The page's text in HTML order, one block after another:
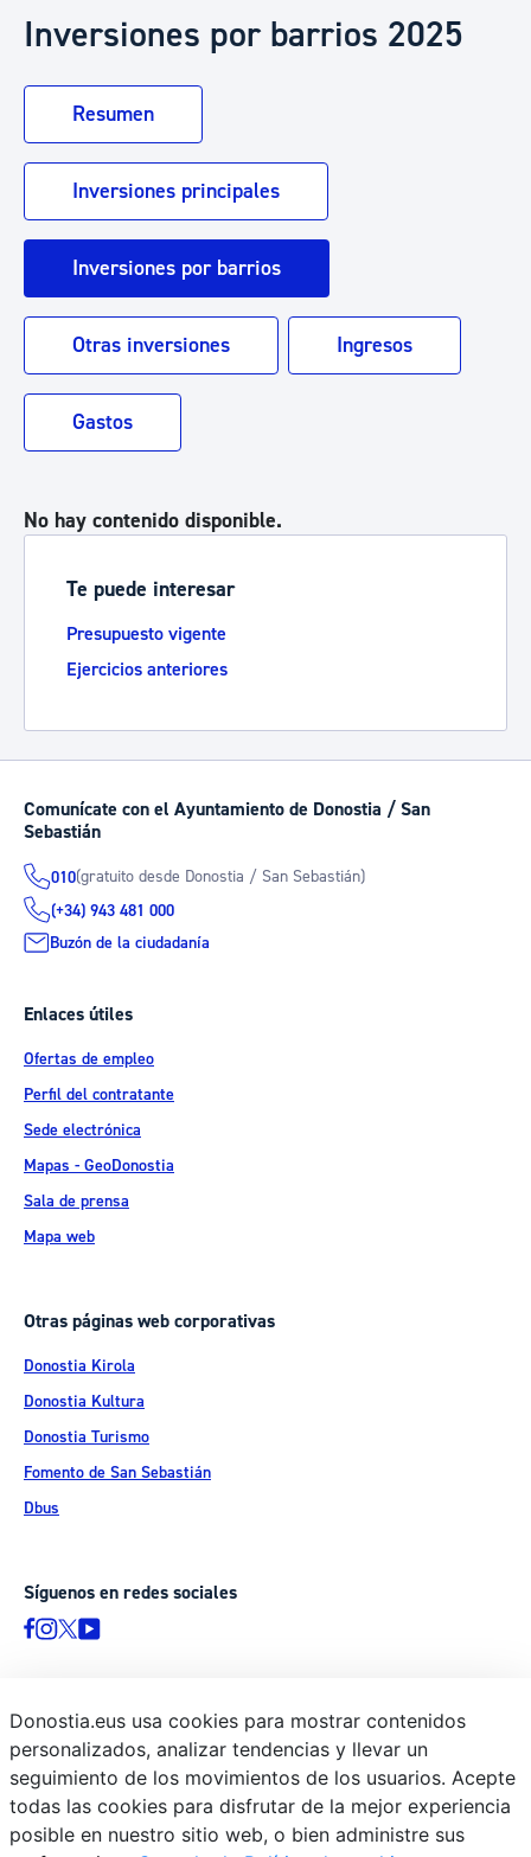
Inversiones por barrios 2025
Resumen
Inversiones principales
Inversiones por barrios
Otras inversiones Ingresos
Gastos
No hay contenido disponible.
Te puede interesar
Presupuesto vigente
Ejercicios anteriores
Comunícate con el Ayuntamiento de Donostia / San
Sebastián
010(gratuito desde Donostia / San Sebastián)
(+34) 943 481 000
Buzón de la ciudadanía
Enlaces útiles
Ofertas de empleo
Perfil del contratante
Sede electrónica
Mapas - GeoDonostia
Sala de prensa
Mapa web
Otras páginas web corporativas
Donostia Kirola
Donostia Kultura
Donostia Turismo
Fomento de San Sebastián
Dbus
Síguenos en redes sociales
© Donostiako Udala - Ayuntamiento de Donostia / San Sebastián
Ijentea 1, 20003 Donostia / San Sebastián
Aviso legal
Política de privacidad
Donostia.eus usa cookies para mostrar contenidos
personalizados, analizar tendencias y llevar un
seguimiento de los movimientos de los usuarios. Acepte
todas las cookies para disfrutar de la mejor experiencia
posible en nuestro sitio web, o bien administre sus